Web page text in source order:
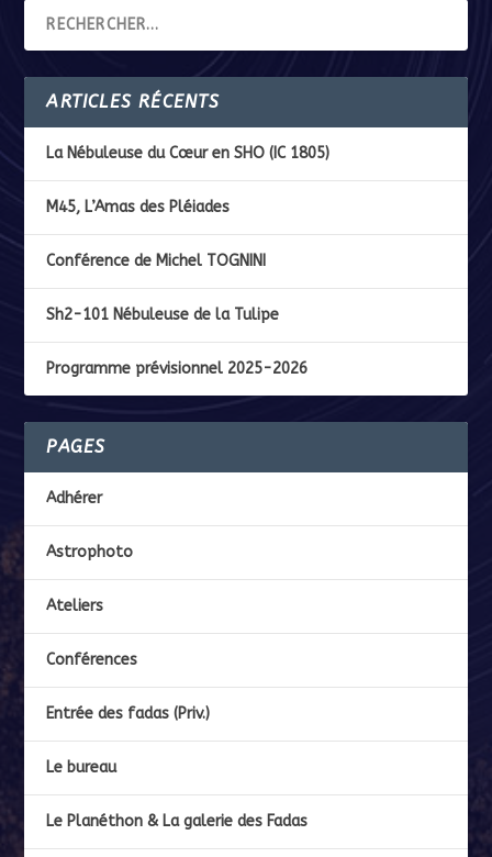
ARTICLES RÉCENTS
La Nébuleuse du Cœur en SHO (IC 1805)
M45, L’Amas des Pléiades
Conférence de Michel TOGNINI
Sh2-101 Nébuleuse de la Tulipe
Programme prévisionnel 2025-2026
PAGES
Adhérer
Astrophoto
Ateliers
Conférences
Entrée des fadas (Priv.)
Le bureau
Le Planéthon & La galerie des Fadas